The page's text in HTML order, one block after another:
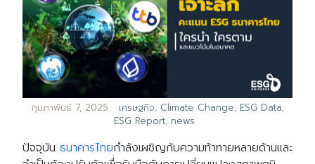
กุมภาพันธ์ 7, 2025 เศรษฐกิจ, Climate Change, ESG Data,
ESG Report, news
ปัจจุบัน ธนาคารไทยกำลังเผชิญกับความท้าทายหลายด้านและ